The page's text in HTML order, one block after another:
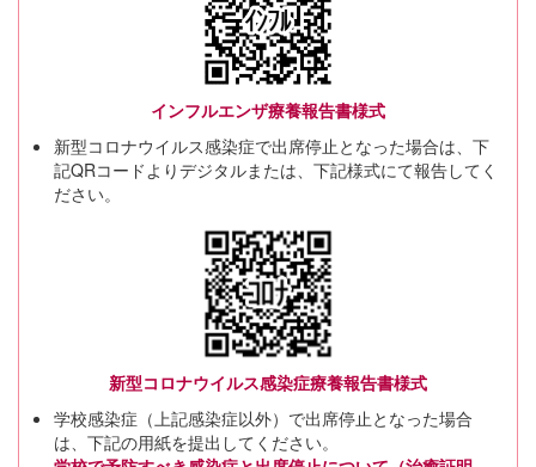
インフルエンザ療養報告書様式
新型コロナウイルス感染症で出席停止となった場合は、下
記QRコードよりデジタルまたは、下記様式にて報告してく
ださい。
新型コロナウイルス感染症療養報告書様式
学校感染症（上記感染症以外）で出席停止となった場合
は、下記の用紙を提出してください。